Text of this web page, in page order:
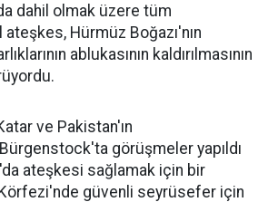
dahil olmak üzere tüm
Hürmüz Boğazı'nın
ablukasının kaldırılmasının
ve Pakistan'ın
görüşmeler yapıldı
ateşkesi sağlamak için bir
güvenli seyrüsefer için